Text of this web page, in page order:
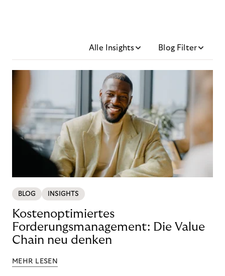
Alle Insights Blog Filter
BLOG INSIGHTS
Kostenoptimiertes
Forderungsmanagement: Die Value
Chain neu denken
MEHR LESEN